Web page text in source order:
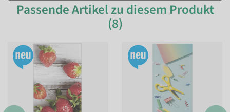
Passende Artikel zu diesem Produkt
(8)